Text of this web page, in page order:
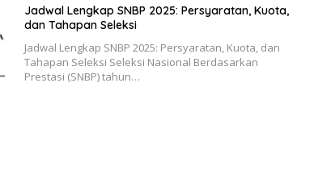
Jadwal Lengkap SNBP 2025: Persyaratan, Kuota,
dan Tahapan Seleksi
Jadwal Lengkap SNBP 2025: Persyaratan, Kuota, dan
Tahapan Seleksi Seleksi Nasional Berdasarkan
Prestasi (SNBP) tahun…